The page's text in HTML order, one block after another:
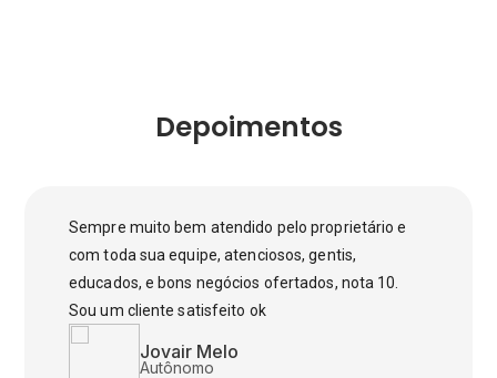
Depoimentos
Jovair Melo
Autônomo
Sempre muito bem atendido pelo proprietário e
com toda sua equipe, atenciosos, gentis,
educados, e bons negócios ofertados, nota 10.
Sou um cliente satisfeito ok